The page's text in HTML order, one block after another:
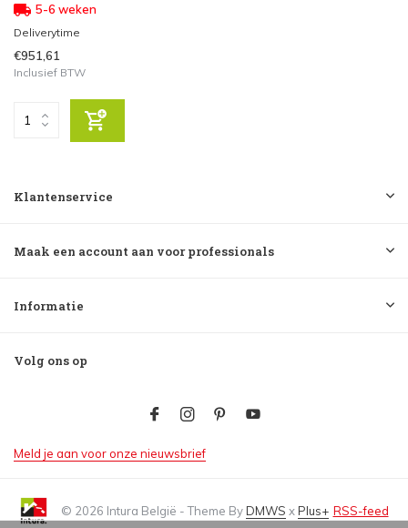
5-6 weken
Deliverytime
€951,61
Inclusief BTW
Klantenservice
Maak een account aan voor professionals
Informatie
Volg ons op
Meld je aan voor onze nieuwsbrief
© 2026 Intura België - Theme ByDMWS xPlus+ RSS-feed